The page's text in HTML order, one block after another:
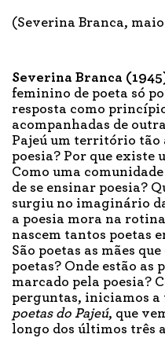
(Severina Branca, maio
Severina Branca
feminino de poeta só
resposta como
acompanhadas de
Pajeú um território tão
poesia? Por que existe
Como uma
de se ensinar poesia?
surgiu no imaginário
a poesia mora na
nascem tantos poetas
São poetas as mães
poetas? Onde estão
marcado pela poesia?
perguntas, iniciamos
poetas do Pajeú, que
longo dos últimos três